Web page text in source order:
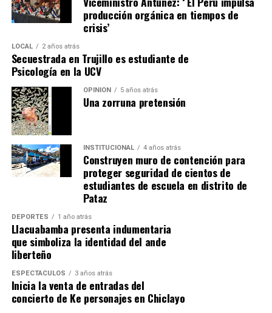
personal auténtica.
interrupciones en el tránsito y sus efectos económicos y
sociales.
A través de actividades de capacitación e incidencia
técnica, Concrevía busca contribuir al fortalecimiento
de la infraestructura urbana en ciudades como Piura,
Chiclayo, Trujillo, Chimbote y Cajamarca, impulsando
una planificación de largo plazo que priorice la calidad,
la sostenibilidad y la eficiencia de las inversiones
públicas, con el objetivo de generar mayor bienestar y
promover el desarrollo de las comunidades.
producción orgánica en tiempos de
crisis’
LOCAL 2 años atrás
Secuestrada en Trujillo es estudiante de
Psicología en la UCV
OPINIÓN 5 años atrás
Una zorruna pretensión
INSTITUCIONAL 4 años atrás
Construyen muro de contención para
proteger seguridad de cientos de
estudiantes de escuela en distrito de
Pataz
DEPORTES 1 año atrás
Llacuabamba presenta indumentaria
que simboliza la identidad del ande
liberteño
ESPECTÁCULOS 3 años atrás
Inicia la venta de entradas del
concierto de Ke personajes en Chiclayo